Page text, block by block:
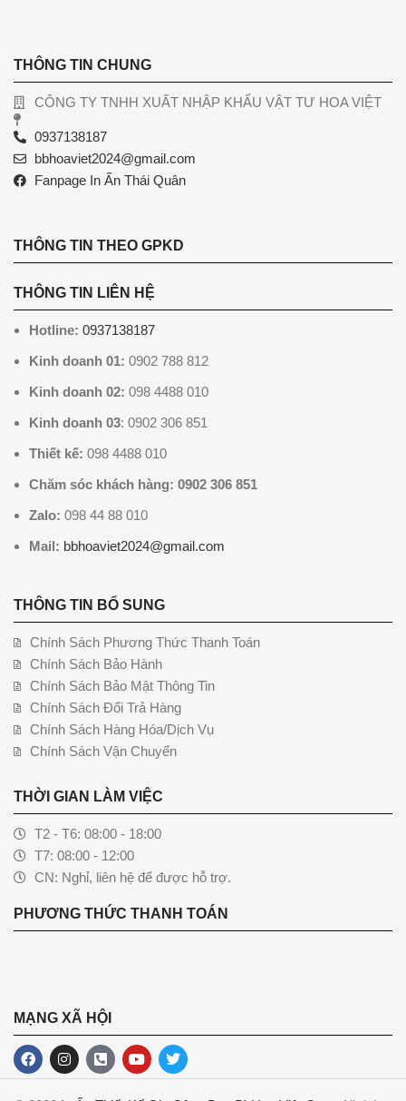
THÔNG TIN CHUNG
CÔNG TY TNHH XUẤT NHẬP KHẨU VẬT TƯ HOA VIỆT
0937138187
bbhoaviet2024@gmail.com
Fanpage In Ấn Thái Quân
THÔNG TIN THEO GPKD
THÔNG TIN LIÊN HỆ
Hotline: 0937138187
Kinh doanh 01: 0902 788 812
Kinh doanh 02: 098 4488 010
Kinh doanh 03: 0902 306 851
Thiết kế: 098 4488 010
Chăm sóc khách hàng: 0902 306 851
Zalo: 098 44 88 010
Mail: bbhoaviet2024@gmail.com
THÔNG TIN BỔ SUNG
Chính Sách Phương Thức Thanh Toán
Chính Sách Bảo Hành
Chính Sách Bảo Mật Thông Tin
Chính Sách Đổi Trả Hàng
Chính Sách Hàng Hóa/Dịch Vụ
Chính Sách Vận Chuyển
THỜI GIAN LÀM VIỆC
T2 - T6: 08:00 - 18:00
T7: 08:00 - 12:00
CN: Nghỉ, liên hệ để được hỗ trợ.
PHƯƠNG THỨC THANH TOÁN
MẠNG XÃ HỘI